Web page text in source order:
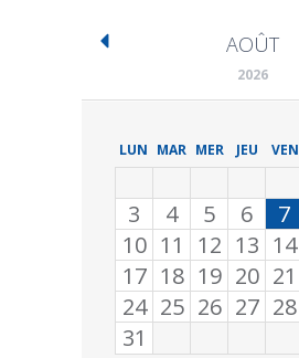
AOÛT
2026
LUN MAR MER JEU VEN
3
4 5 6 7
10 11 12 13 14
17 18 19 20 21
24 25 26 27 28
31